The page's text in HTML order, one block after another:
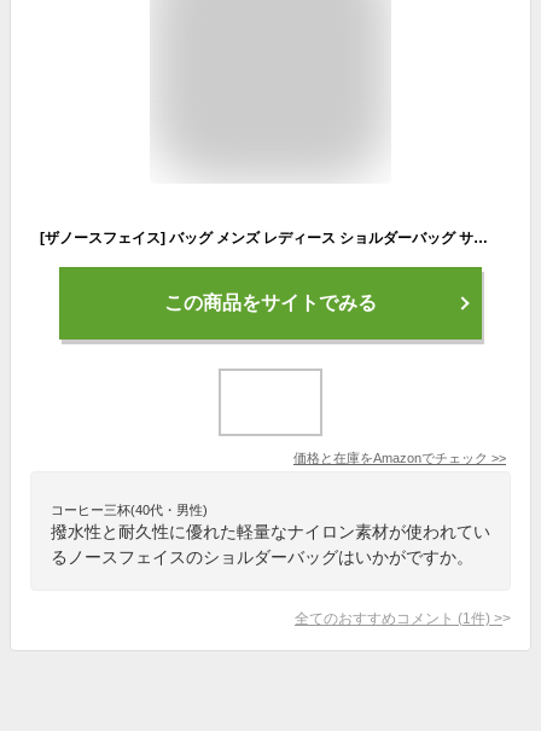
[ザノースフェイス] バッグ メンズ レディース ショルダーバッグ サコッシュ ナイロン ブラック コーデュラ 耐水 耐久 シーズナル SEASONAL SHOULDER BAG NF0A8AMR KX7 BLACK [並行輸入品]
この商品をサイトでみる
価格と在庫をAmazonでチェック >>
コーヒー三杯(40代・男性)
撥水性と耐久性に優れた軽量なナイロン素材が使われてい
るノースフェイスのショルダーバッグはいかがですか。
全てのおすすめコメント (1 件) >